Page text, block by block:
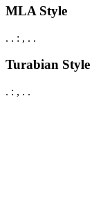
MLA Style
. . : , . .
Turabian Style
. : , . .